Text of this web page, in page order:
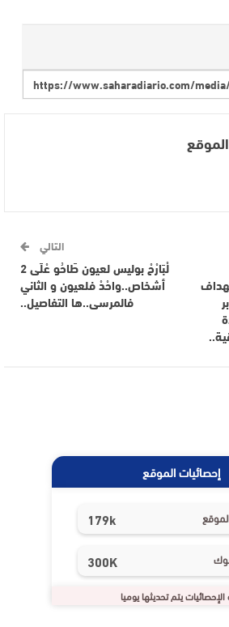
التالي
لْبَارْحْ بوليس لعيون طَاحُو عْلَى 2
أشخاص..واحْدْ فلعيون و الثاني
فالمرسى..ها التفاصيل..
إحصائيات الموقع
179k
300K
يتم تحديثها يوميا